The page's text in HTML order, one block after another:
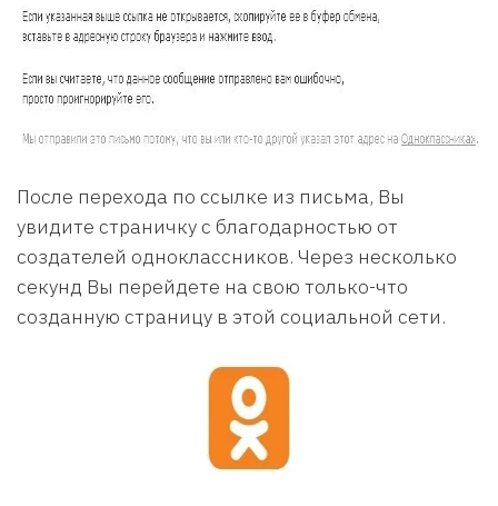
После перехода по ссылке из письма, Вы
увидите страничку с благодарностью от
создателей одноклассников. Через несколько
секунд Вы перейдете на свою только-что
созданную страницу в этой социальной сети.